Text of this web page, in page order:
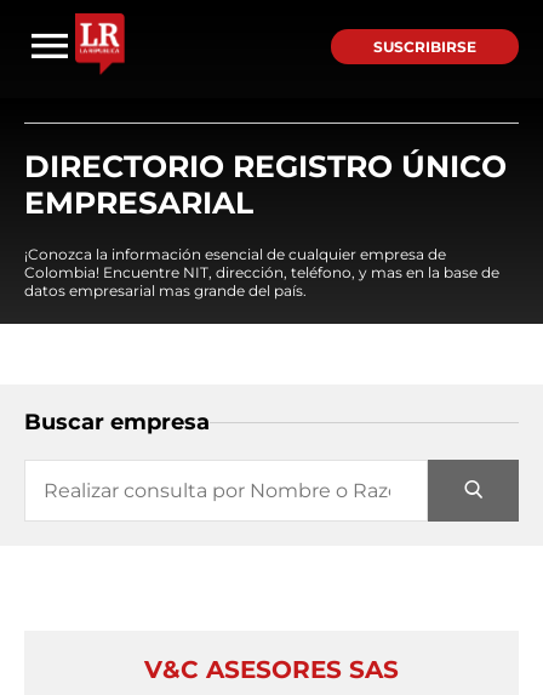
SUSCRIBIRSE
DIRECTORIO REGISTRO ÚNICO
EMPRESARIAL
¡Conozca la información esencial de cualquier empresa de
Colombia! Encuentre NIT, dirección, teléfono, y mas en la base de
datos empresarial mas grande del país.
Buscar empresa
V&C ASESORES SAS